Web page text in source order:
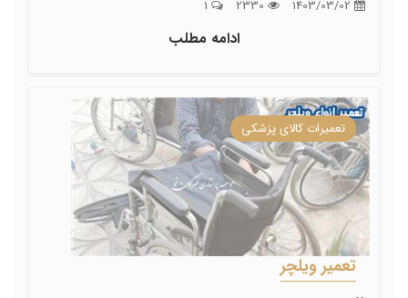
ادامه مطلب
تعمیرات کالای پزشکی
تعمیر ویلچر